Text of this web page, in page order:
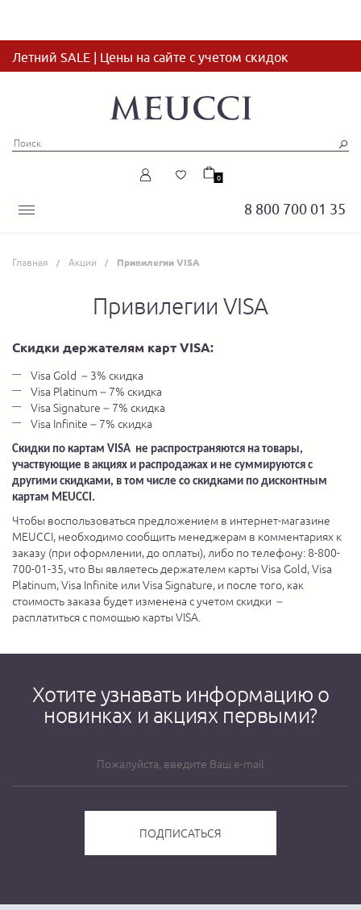
Летний SALE | Цены на сайте с учетом скидок
8 800 700 01 35
0
Главная Акции Привилегии VISA
Привилегии VISA
Скидки держателям карт VISA:
Visa Gold – 3% скидка
Visa Platinum – 7% скидка
Visa Signature – 7% скидка
Visa Infinite – 7% скидка
Скидки по картам VISA не распространяются на товары,
участвующие в акциях и распродажах и не суммируются с
другими скидками, в том числе со скидками по дисконтным
картам MEUCCI.
Чтобы воспользоваться предложением в интернет-магазине
MEUCCI, необходимо сообщить менеджерам в комментариях к
заказу (при оформлении, до оплаты), либо по телефону: 8-800-
700-01-35, что Вы являетесь держателем карты Visa Gold,Visa
Platinum,Visa Infinite или Visa Signature, и после того, как
стоимость заказа будет изменена с учетом скидки –
расплатиться с помощью карты VISA.
Хотите узнавать информацию о
новинках и акциях первыми?